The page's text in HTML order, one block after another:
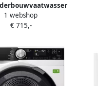
81 8 cm x 59 6 cm met
technologie
1 webshop
€ 715,-